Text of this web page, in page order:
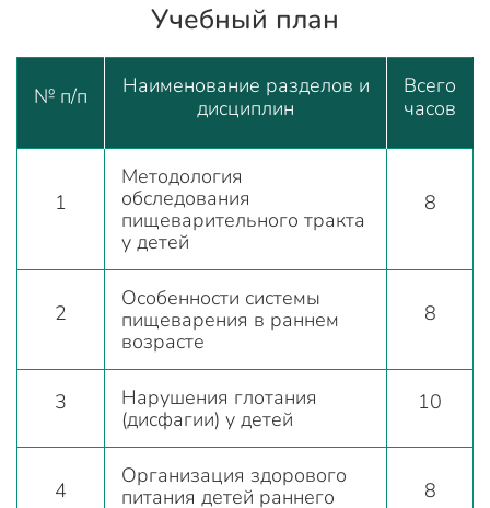
Учебный план
№ п/п
Наименование разделов и
дисциплин
Всего
часов
1
Методология
обследования
пищеварительного тракта
у детей
8
2
Особенности системы
пищеварения в раннем
возрасте
8
3
Нарушения глотания
(дисфагии) у детей
10
4
Организация здорового
питания детей раннего
8